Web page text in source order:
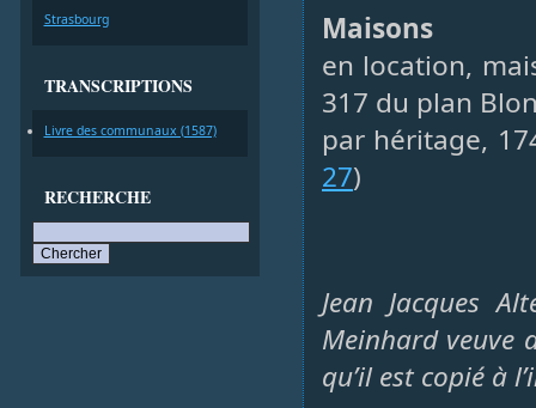
Strasbourg
TRANSCRIPTIONS
Livre des communaux (1587)
RECHERCHE
Maisons
en location,
317 du plan
par héritage,
27)
Jean Jacques
Meinhard veuve
qu’il est copié à